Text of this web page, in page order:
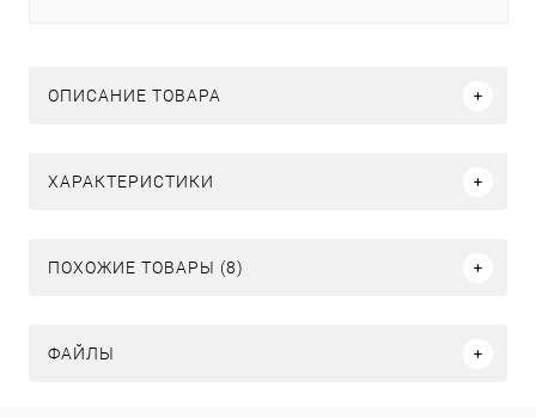
ОПИСАНИЕ ТОВАРА
ХАРАКТЕРИСТИКИ
ПОХОЖИЕ ТОВАРЫ (8)
ФАЙЛЫ